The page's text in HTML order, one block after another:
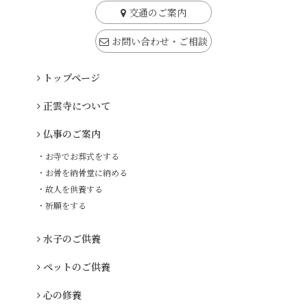
交通のご案内
お問い合わせ・ご相談
トップページ
正雲寺について
仏事のご案内
・お寺でお葬式をする
・お骨を納骨堂に納める
・故人を供養する
・祈願をする
水子のご供養
ペットのご供養
心の修養